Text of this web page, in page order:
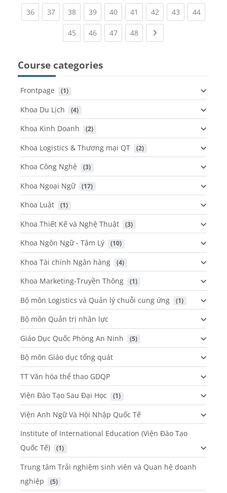
36(current)
37(current)
38(current)
39(current)
40(current)
41 (current)
42(current)
43(current)
44
45(current)
46(current)
47(current)
48(current)
Course categories
Frontpage (1)
Khoa Du Lịch (4)
Khoa Kinh Doanh (2)
Khoa Logistics & Thương mại QT (2)
Khoa Công Nghệ (3)
Khoa Ngoại Ngữ (17)
Khoa Luật (1)
Khoa Thiết Kế và Nghệ Thuật (3)
Khoa Ngôn Ngữ - Tâm Lý (10)
Khoa Tài chính Ngân hàng (4)
Khoa Marketing-Truyền Thông (1)
Bộ môn Logistics và Quản lý chuỗi cung ứng (1)
Bộ môn Quản trị nhân lực
Giáo Dục Quốc Phòng An Ninh
(5)
Bộ môn Giáo dục tổng quát
TT Văn hóa thể thao GDQP
Viện Đào Tạo Sau Đại Học
(1)
Viện Anh Ngữ Và Hội Nhập Quốc Tế
Institute of International Education (Viện Đào Tạo
Quốc Tế)
(1)
Trung tâm Trải nghiệm sinh viên và Quan hệ doanh
nghiệp
(5)